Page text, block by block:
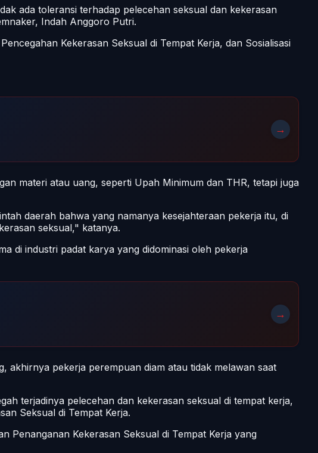
ada toleransi terhadap pelecehan seksual dan kekerasan
Indah Anggoro Putri.
Kekerasan Seksual di Tempat Kerja, dan Sosialisasi
→
materi atau uang, seperti Upah Minimum dan THR, tetapi juga
daerah bahwa yang namanya kesejahteraan pekerja itu, di
seksual," katanya.
di industri padat karya yang didominasi oleh pekerja
→
pekerja perempuan diam atau tidak melawan saat
terjadinya pelecehan dan kekerasan seksual di tempat kerja,
Seksual di Tempat Kerja.
Penanganan Kekerasan Seksual di Tempat Kerja yang